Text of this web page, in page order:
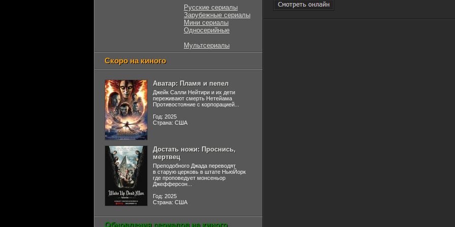
Русские сериалы
Зарубежные сериалы
Мини сериалы
Односерийные
Мультсериалы
Скоро на киного
Аватар: Пламя и пепел
Джейк Салли Нейтири и их дети
переживают смерть Нетейама
Противостояние с корпорацией...
Год: 2025
Страна: США
Достать ножи: Проснись,
мертвец
Преподобного Джада переводят
в старую церковь в штате НьюЙорк
где проповедует монсеньор
Джефферсон...
Год: 2025
Страна: США
Обновления сериалов на киного